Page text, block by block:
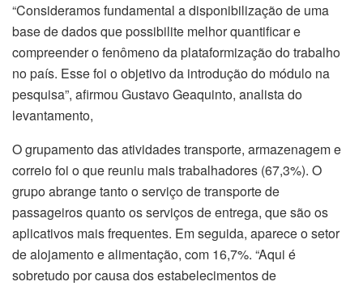
“Consideramos fundamental a disponibilização de uma
base de dados que possibilite melhor quantificar e
compreender o fenômeno da plataformização do trabalho
no país. Esse foi o objetivo da introdução do módulo na
pesquisa”, afirmou Gustavo Geaquinto, analista do
levantamento,
O grupamento das atividades transporte, armazenagem e
correio foi o que reuniu mais trabalhadores (67,3%). O
grupo abrange tanto o serviço de transporte de
passageiros quanto os serviços de entrega, que são os
aplicativos mais frequentes. Em seguida, aparece o setor
de alojamento e alimentação, com 16,7%. “Aqui é
sobretudo por causa dos estabelecimentos de